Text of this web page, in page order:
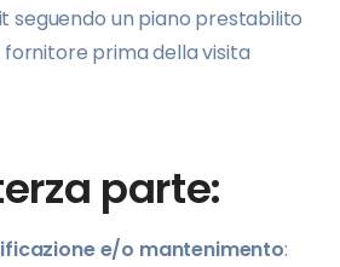
seguendo un piano prestabilito
fornitore prima della visita
parte:
e/o mantenimento: